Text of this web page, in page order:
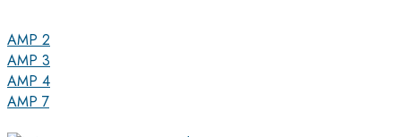
AMP 2
AMP 3
AMP 4
AMP 7